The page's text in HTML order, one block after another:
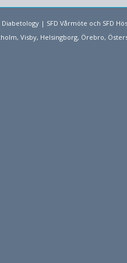
| SFD Vårmöte och SFD
Visby, Helsingborg, Örebro,